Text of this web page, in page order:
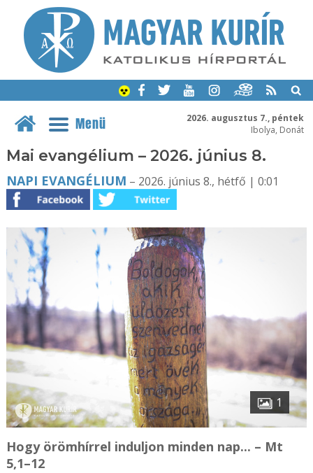
2026. augusztus 7., péntek
Ibolya, Donát
Menü
Mai evangélium – 2026. június 8.
NAPI EVANGÉLIUM – 2026. június 8., hétfő | 0:01
1
Hogy örömhírrel induljon minden nap... – Mt
5,1–12